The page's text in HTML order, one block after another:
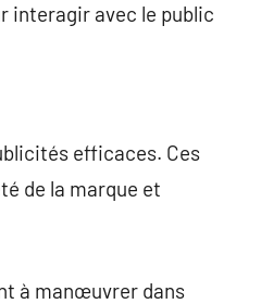
interagir avec le public
efficaces. Ces
de la marque et
à manœuvrer dans